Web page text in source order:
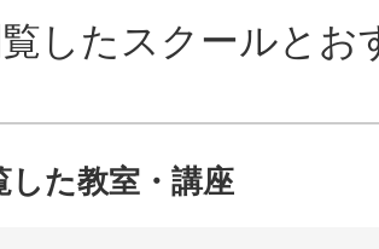
したスクールとお
した教室・講座